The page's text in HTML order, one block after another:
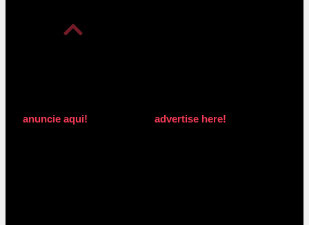
anuncie aqui! advertise here!